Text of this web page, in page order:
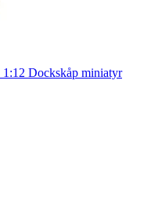
Dockskåp miniatyr